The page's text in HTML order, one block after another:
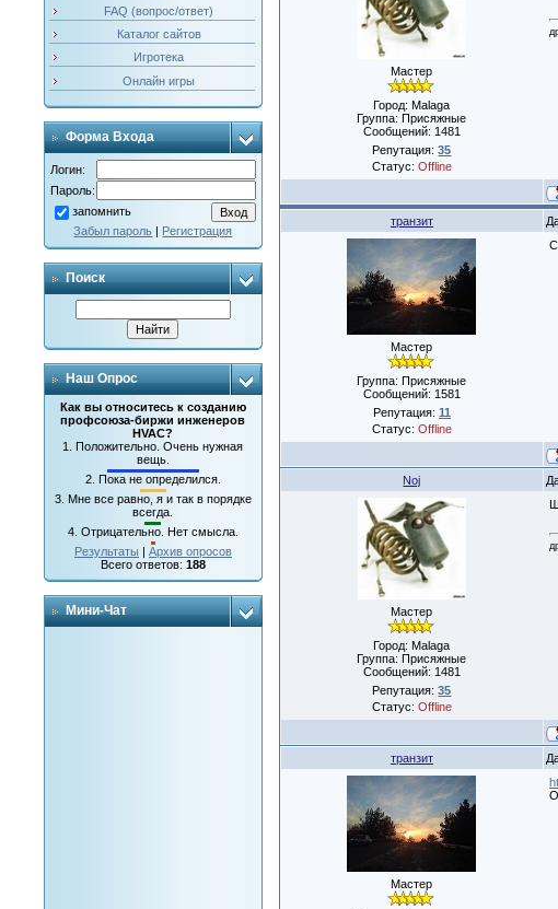
FAQ (вопрос/ответ)
Каталог сайтов
Игротека
Онлайн игры
Форма Входа
Логин:
Пароль:
запомнить
Забыл пароль | Регистрация
Поиск
Наш Опрос
Как вы относитесь к созданию
профсоюза-биржи инженеров
HVAC?
1.Положительно. Очень нужная
вещь.
2. Пока не определился.
3. Мне все равно, я и так в порядке
всегда.
4. Отрицательно. Нет смысла.
Результаты | Архив опросов
Всего ответов: 188
Мини-Чат
Мастер
Город: Malaga
Группа: Присяжные
Сообщений: 1481
Репутация:35
Статус: Offline
транзит
Мастер
Группа: Присяжные
Сообщений: 1581
Репутация: 11
Статус: Offline
Noj
Мастер
Город: Malaga
Группа: Присяжные
Сообщений: 1481
Репутация:35
Статус: Offline
транзит
Мастер